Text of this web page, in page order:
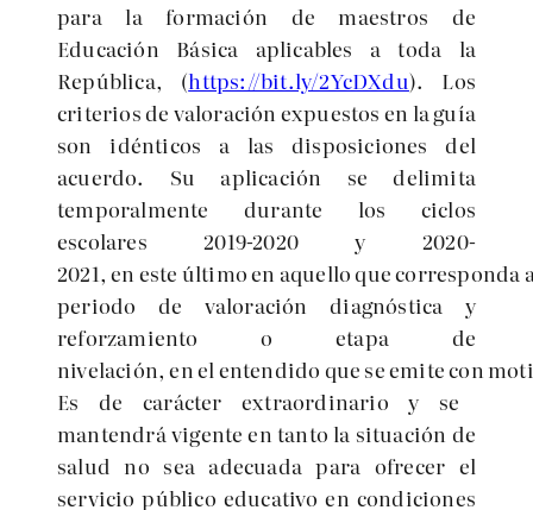
para la formación de maestros de
Educación Básica aplicables a toda la
República, (https://bit.ly/2YcDXdu). Los
criterios de valoración expuestos en la guía
son idénticos a las disposiciones del
acuerdo. Su aplicación se delimita
temporalmente durante los ciclos
escolares 2019-2020 y 2020-
2021, en este últimoen aquello quecorresponda
periodo de valoración diagnóstica y
reforzamiento o etapa de
nivelación, en el entendido que seemitecon
Es de carácter extraordinario y se
mantendrá vigente en tanto la situación de
salud no sea adecuada para ofrecer el
servicio público educativo en condiciones